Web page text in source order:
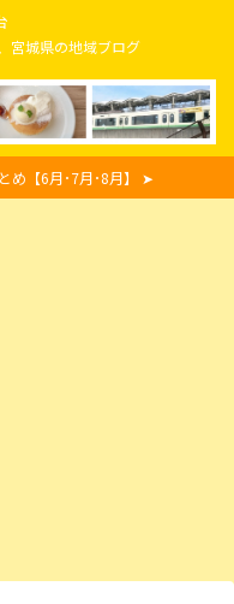
宮城県の地域ブログ
め【6月･7月･8月】 ➤